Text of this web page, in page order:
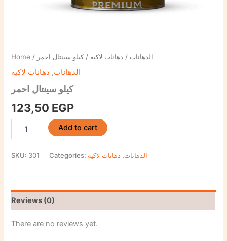
Home / الدهانات / دهانات لاكيه / كيلو سينتال احمر
الدهانات, دهانات لاكيه
كيلو سينتال احمر
123,50 EGP
Add to cart
SKU: 301 Categories: الدهانات, دهانات لاكيه
Reviews (0)
There are no reviews yet.